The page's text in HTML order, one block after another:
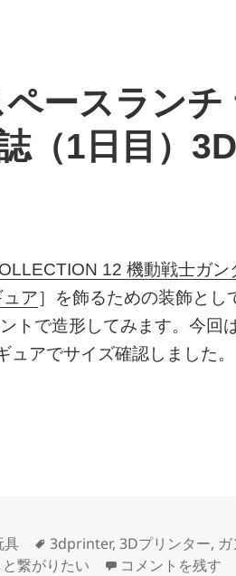
ースランチ
（1日目）
12 機動戦士ガン
ア］を飾るための装飾とし
トで造形してみます。今回
アでサイズ確認しました。
スランチ サーチライト 製作
具
タ
グ
3dprinter,3Dプリンター,
繋がりたい 3Dプリント ス
コメントを残す